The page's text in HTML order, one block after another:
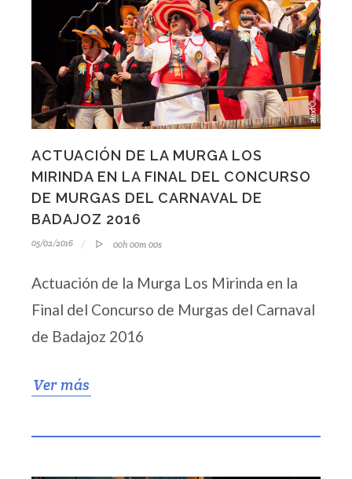
ACTUACIÓN DE LA MURGA LOS
MIRINDA EN LA FINAL DEL CONCURSO
DE MURGAS DEL CARNAVAL DE
BADAJOZ 2016
05/02/2016 00h 00m 00s
Actuación de la Murga Los Mirinda en la
Final del Concurso de Murgas del Carnaval
de Badajoz 2016
Ver más